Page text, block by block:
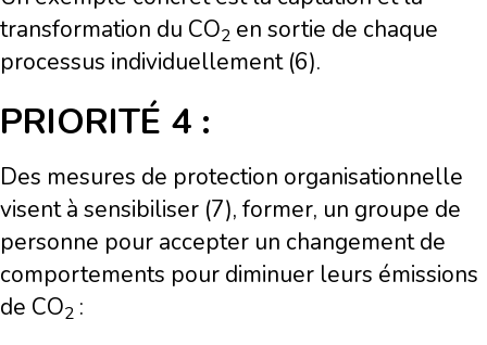
transformation du CO2 en sortie de chaque
processus individuellement (6).
PRIORITÉ 4 :
Des mesures de protection organisationnelle
visent à sensibiliser (7), former, un groupe de
personne pour accepter un changement de
comportements pour diminuer leurs émissions
de CO2 :